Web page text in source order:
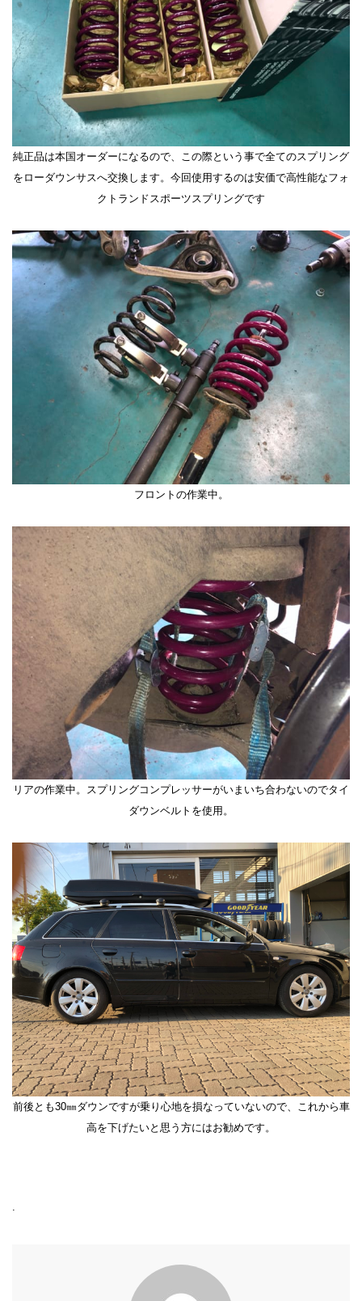
純正品は本国オーダーになるので、この際という事で全てのスプリング
をローダウンサスへ交換します。今回使用するのは安価で高性能なフォ
クトランドスポーツスプリングです
フロントの作業中。
リアの作業中。スプリングコンプレッサーがいまいち合わないのでタイ
ダウンベルトを使用。
前後とも30㎜ダウンですが乗り心地を損なっていないので、これから車
高を下げたいと思う方にはお勧めです。